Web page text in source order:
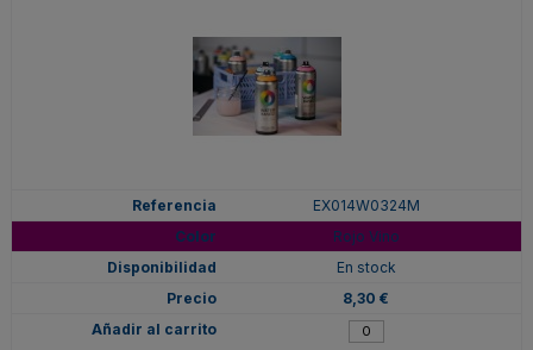
EX014W0324M
Rojo Vino
En stock
8,30 €